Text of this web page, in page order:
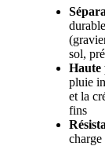
sol,
Haute
pluie
et la
fins